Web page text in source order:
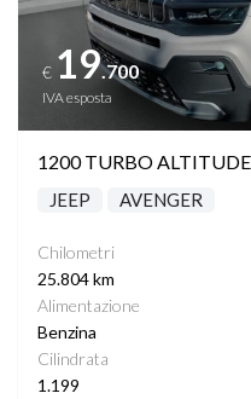
€ 19.700
IVA esposta
1200 TURBO
JEEP AVENGER
Chilometri
25.804 km
Alimentazione
Benzina
Cilindrata
1.199